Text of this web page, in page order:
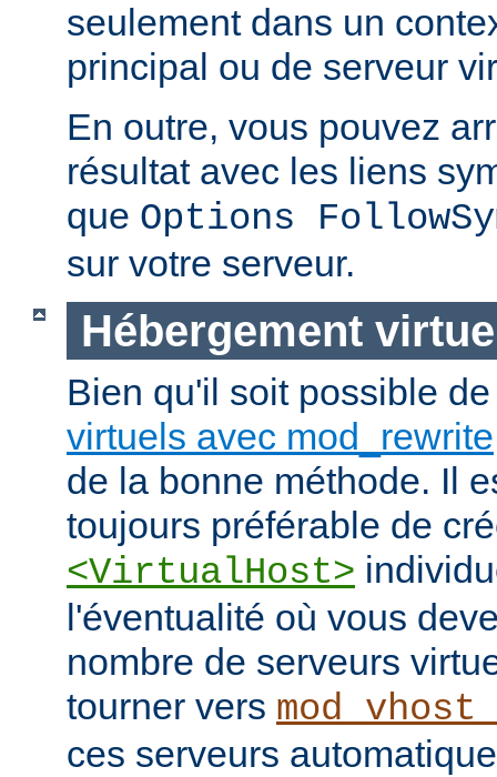
seulement dans un
principal ou de serveur
En outre, vous pouvez
résultat avec les liens
que Options
sur votre serveur.
Hébergement
Bien qu'il soit possible
virtuels avec mod_rewrite
de la bonne méthode. Il
toujours préférable de
<VirtualHost>
l'éventualité où vous
nombre de serveurs
tourner vers
ces serveurs